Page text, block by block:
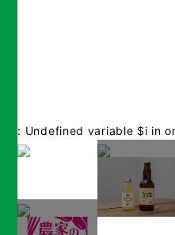
: Undefined variable $i in